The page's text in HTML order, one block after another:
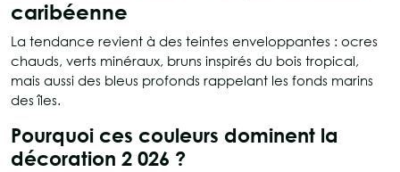
caribéenne
La tendance revient à des teintes enveloppantes : ocres
chauds, verts minéraux, bruns inspirés du bois tropical,
mais aussi des bleus profonds rappelant les fonds marins
des îles.
Pourquoi ces couleurs dominent la
décoration 2 026 ?